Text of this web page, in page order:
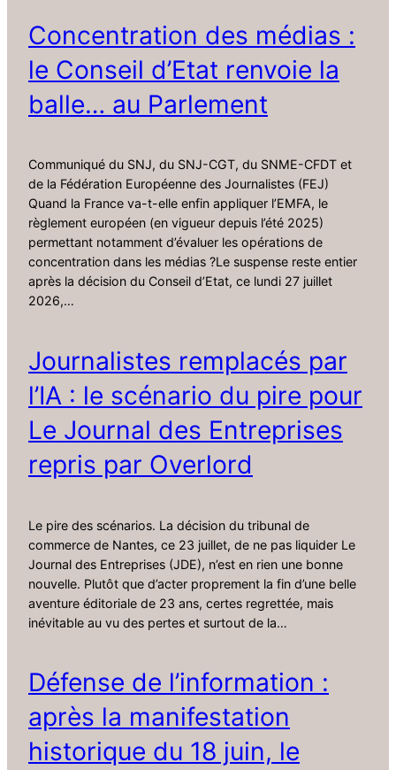
Concentration des médias :
le Conseil d’Etat renvoie la
balle… au Parlement
Communiqué du SNJ, du SNJ-CGT, du SNME-CFDT et
de la Fédération Européenne des Journalistes (FEJ)
Quand la France va-t-elle enfin appliquer l’EMFA, le
règlement européen (en vigueur depuis l’été 2025)
permettant notamment d’évaluer les opérations de
concentration dans les médias ?Le suspense reste entier
après la décision du Conseil d’Etat, ce lundi 27 juillet
2026,…
Journalistes remplacés par
l’IA : le scénario du pire pour
Le Journal des Entreprises
repris par Overlord
Le pire des scénarios. La décision du tribunal de
commerce de Nantes, ce 23 juillet, de ne pas liquider Le
Journal des Entreprises (JDE), n’est en rien une bonne
nouvelle. Plutôt que d’acter proprement la fin d’une belle
aventure éditoriale de 23 ans, certes regrettée, mais
inévitable au vu des pertes et surtout de la…
Défense de l’information :
après la manifestation
historique du 18 juin, le